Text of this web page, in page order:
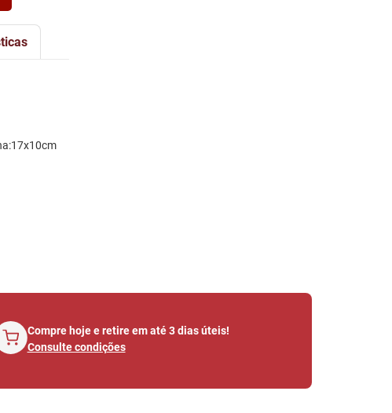
Compre hoje e retire em até 3 dias úteis!
Consulte condições